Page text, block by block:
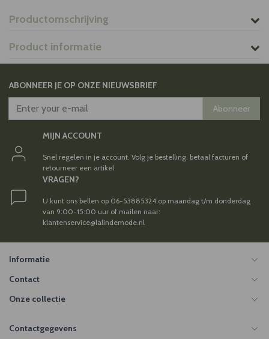
Productomschrijving
Product informatie
ABONNEER JE OP ONZE NIEUWSBRIEF
Abonneer
MIJN ACCOUNT
Snel regelen in je account. Volg je bestelling, betaal facturen of
retourneer een artikel.
VRAGEN?
U kunt ons bellen op 06-53885324 op maandag t/m donderdag
van 9:00-15:00 uur of mailen naar:
klantenservice@lalindemode.nl
Informatie
Contact
Onze collectie
Contactgegevens